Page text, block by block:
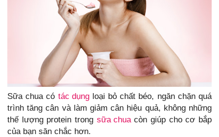
Sữa chua có tác dụngloại bỏ chất béo, ngăn chặn quá
trình tăng cân và làm giảm cân hiệu quả, không những
thế lượng protein trong sữa chuacòn giúp cho cơ bắp
của bạn săn chắc hơn.